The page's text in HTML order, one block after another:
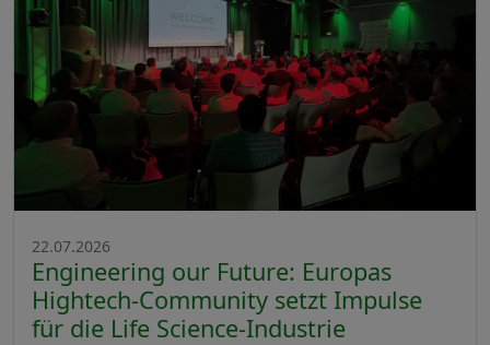
22.07.2026
Engineering our Future: Europas
Hightech-Community setzt Impulse
für die Life Science-Industrie